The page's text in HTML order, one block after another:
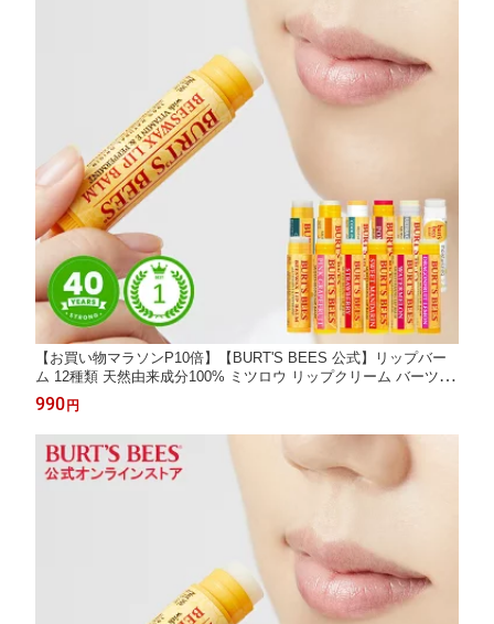
【お買い物マラソンP10倍】【BURT'S BEES 公式】リップバー
ム 12種類 天然由来成分100% ミツロウ リップクリーム バーツビ
ーズ 無添加 蜜蝋 ビーズワックス 蜂蜜 ハチミツ ココナッツオイ
ル 自然由来 パラベン 合成着色料不使用 BURTS BEES
990 円